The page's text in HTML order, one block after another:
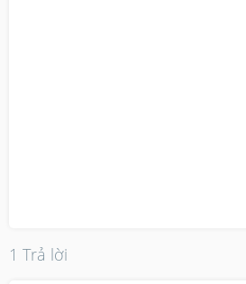
1 Trả lời